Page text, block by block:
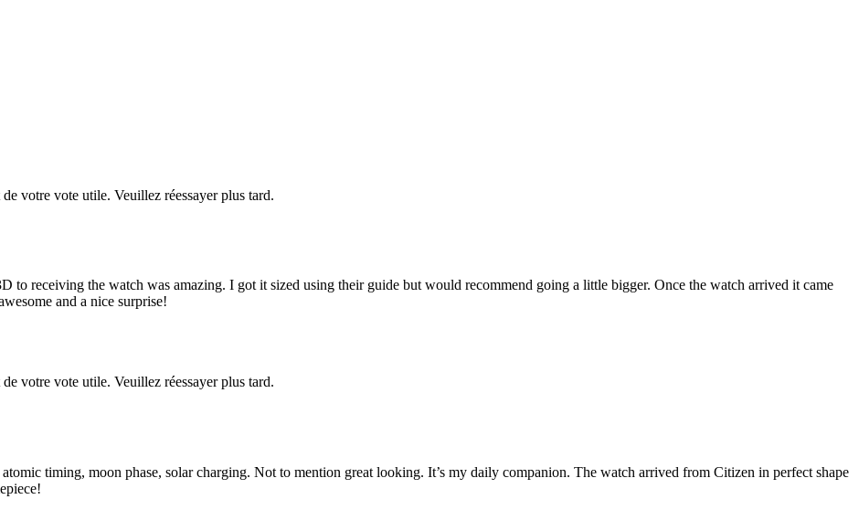
votre vote utile. Veuillez réessayer plus tard.
to receiving the watch was amazing. I got it sized using their guide but would recommend going a little bigger. Once the watch arrived it came
and a nice surprise!
votre vote utile. Veuillez réessayer plus tard.
timing, moon phase, solar charging. Not to mention great looking. It’s my daily companion. The watch arrived from Citizen in perfect shape